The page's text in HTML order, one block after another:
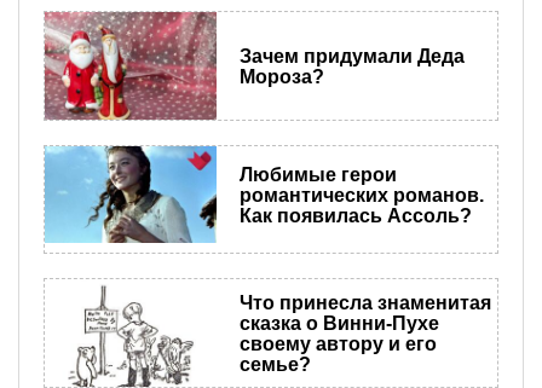
Зачем придумали Деда
Мороза?
Любимые герои
романтических романов.
Как появилась Ассоль?
Что принесла знаменитая
сказка о Винни-Пухе
своему автору и его
семье?